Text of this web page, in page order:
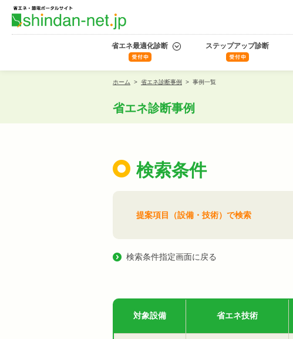
省エネ最適化診断 ステップアップ診断
ホーム > 省エネ診断事例 > 事例一覧
省エネ診断事例
検索条件
提案項目（設備・技術）で検索
検索条件指定画面に戻る
対象設備 省エネ技術